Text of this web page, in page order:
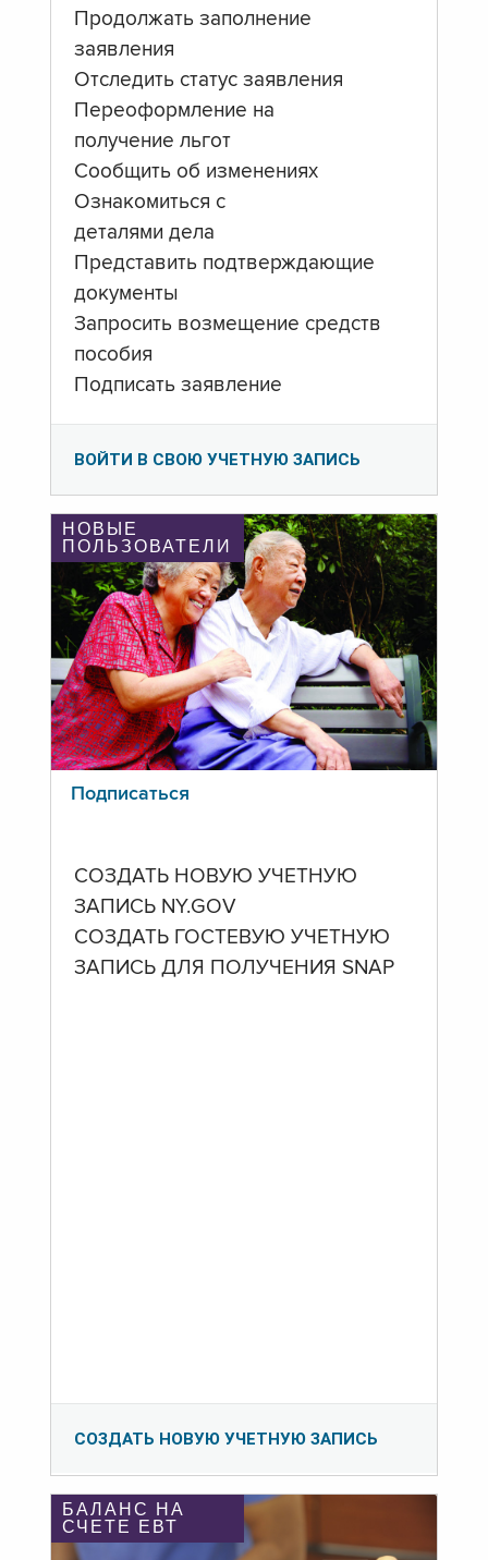
Продолжать заполнение
заявления
Отследить статус заявления
Переоформление на
получение льгот
Сообщить об изменениях
Ознакомиться с
деталями дела
Представить подтверждающие
документы
Запросить возмещение средств
пособия
Подписать заявление
ВОЙТИ В СВОЮ УЧЕТНУЮ ЗАПИСЬ
НОВЫЕ
ПОЛЬЗОВАТЕЛИ
Подписаться
СОЗДАТЬ НОВУЮ УЧЕТНУЮ
ЗАПИСЬ NY.GOV
СОЗДАТЬ ГОСТЕВУЮ УЧЕТНУЮ
ЗАПИСЬ ДЛЯ ПОЛУЧЕНИЯ SNAP
СОЗДАТЬ НОВУЮ УЧЕТНУЮ ЗАПИСЬ
БАЛАНС НА
СЧЕТЕ ЕВТ